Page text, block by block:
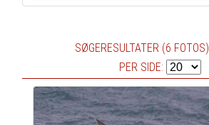
SØGERESULTATER (6 FOTOS)
PER SIDE: